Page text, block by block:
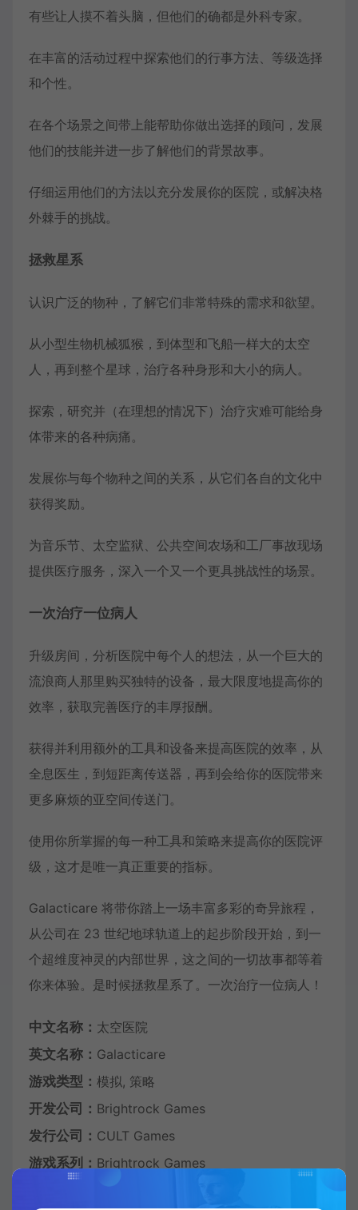
有些让人摸不着头脑，但他们的确都是外科专家。
在丰富的活动过程中探索他们的行事方法、等级选择
和个性。
在各个场景之间带上能帮助你做出选择的顾问，发展
他们的技能并进一步了解他们的背景故事。
仔细运用他们的方法以充分发展你的医院，或解决格
外棘手的挑战。
拯救星系
认识广泛的物种，了解它们非常特殊的需求和欲望。
从小型生物机械狐猴，到体型和飞船一样大的太空
人，再到整个星球，治疗各种身形和大小的病人。
探索，研究并（在理想的情况下）治疗灾难可能给身
体带来的各种病痛。
发展你与每个物种之间的关系，从它们各自的文化中
获得奖励。
为音乐节、太空监狱、公共空间农场和工厂事故现场
提供医疗服务，深入一个又一个更具挑战性的场景。
一次治疗一位病人
升级房间，分析医院中每个人的想法，从一个巨大的
流浪商人那里购买独特的设备，最大限度地提高你的
效率，获取完善医疗的丰厚报酬。
获得并利用额外的工具和设备来提高医院的效率，从
全息医生，到短距离传送器，再到会给你的医院带来
更多麻烦的亚空间传送门。
使用你所掌握的每一种工具和策略来提高你的医院评
级，这才是唯一真正重要的指标。
Galacticare 将带你踏上一场丰富多彩的奇异旅程，
从公司在 23 世纪地球轨道上的起步阶段开始，到一
个超维度神灵的内部世界，这之间的一切故事都等着
你来体验。是时候拯救星系了。一次治疗一位病人！
中文名称： 太空医院
英文名称： Galacticare
游戏类型： 模拟, 策略
开发公司： Brightrock Games
发行公司： CULT Games
游戏系列： Brightrock Games
2024 年 5 月 23 日